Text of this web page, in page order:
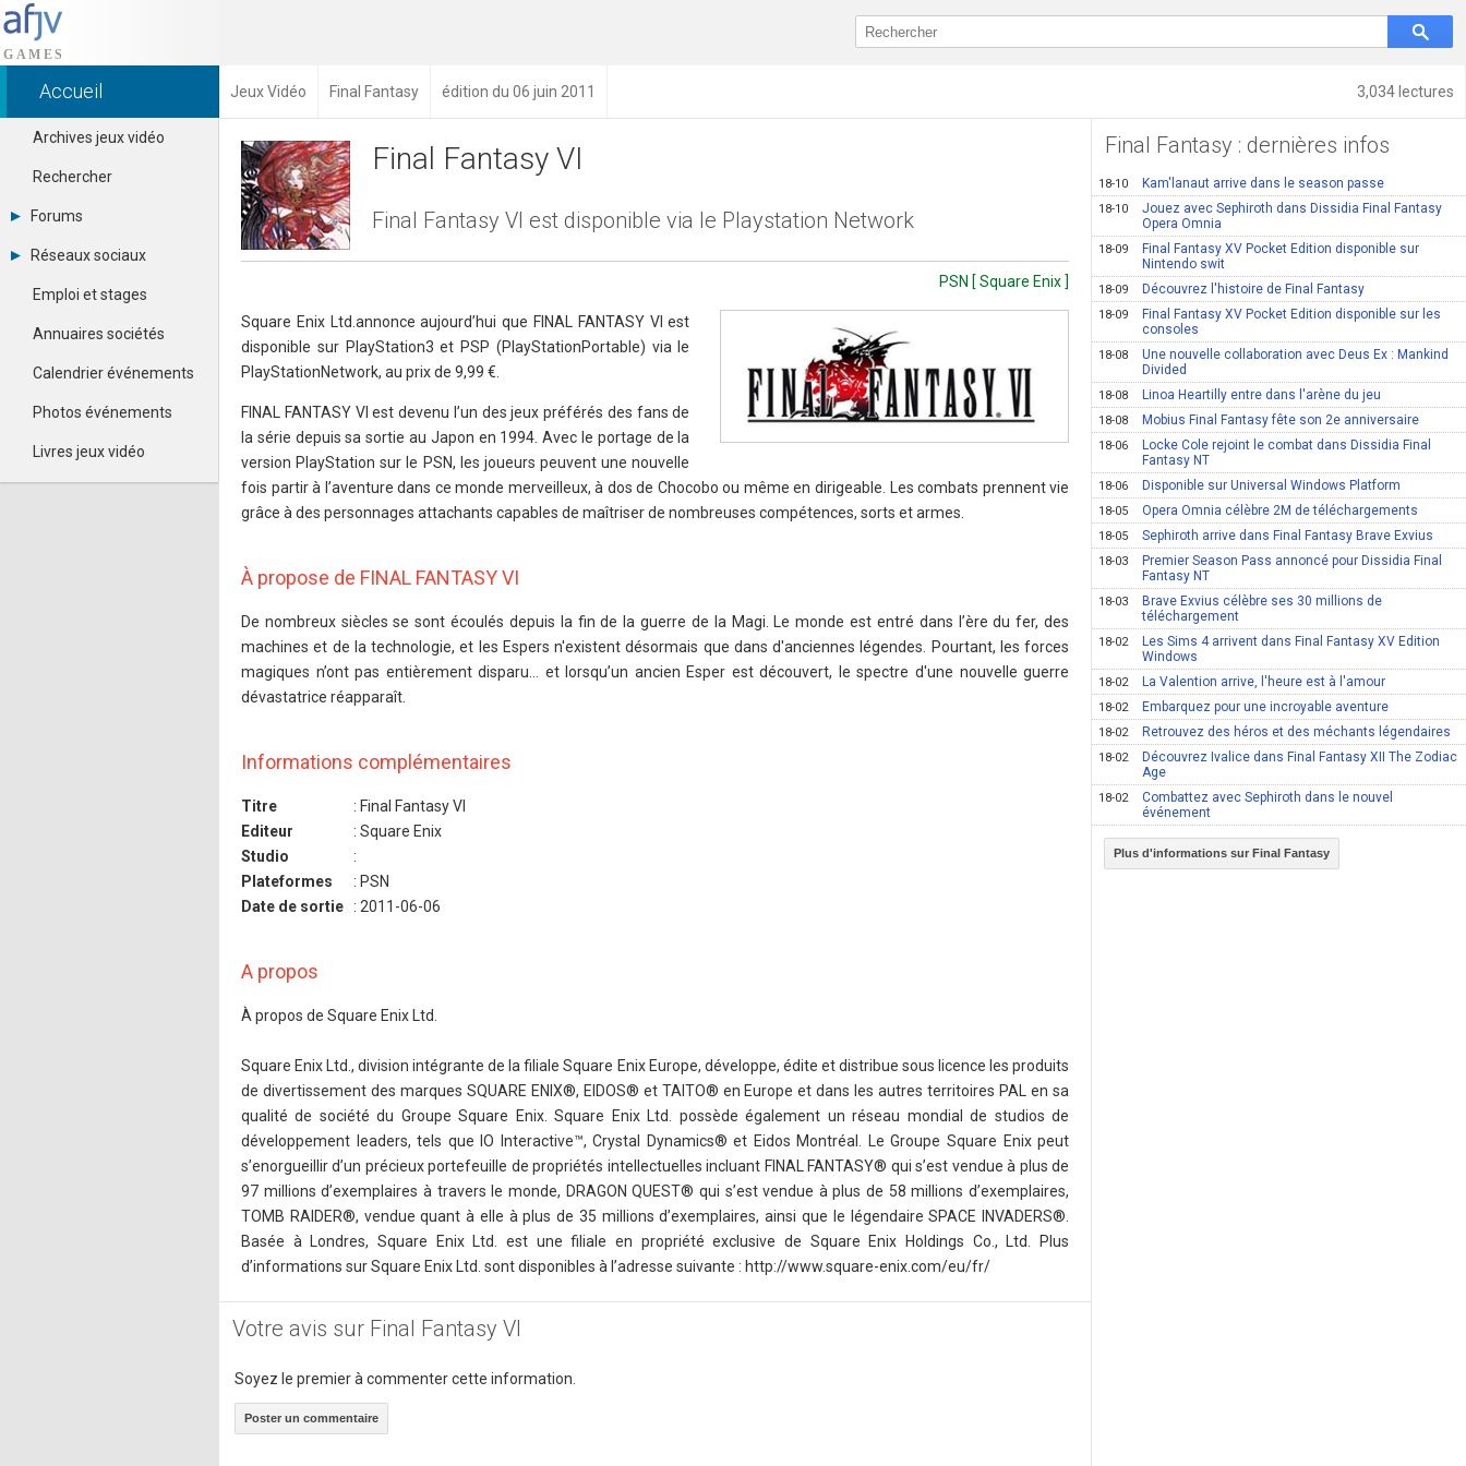
3,034 lectures
Accueil Jeux Vidéo Final Fantasy édition du 06 juin 2011
Archives jeux vidéo
Rechercher
Forums
Tous les forums
Se connecter
Contacter un modérateur
Réseaux sociaux
Dailymotion
Facebook
Google+
Pinterest
Youtube
Emploi et stages
Annuaires sociétés
Calendrier événements
Photos événements
Livres jeux vidéo
Final Fantasy VI
Final Fantasy VI est disponible via le Playstation Network
PSN [ Square Enix ]
Square Enix Ltd.annonce aujourd’hui que FINAL FANTASY VI est
disponible sur PlayStation3 et PSP (PlayStationPortable) via le
PlayStationNetwork, au prix de 9,99 €.
FINAL FANTASY VI est devenu l’un des jeux préférés des fans de
la série depuis sa sortie au Japon en 1994. Avec le portage de la
version PlayStation sur le PSN, les joueurs peuvent une nouvelle
fois partir à l’aventure dans ce monde merveilleux, à dos de Chocobo ou même en dirigeable. Les combats prennent vie
grâce à des personnages attachants capables de maîtriser de nombreuses compétences, sorts et armes.
À propose de FINAL FANTASY VI
De nombreux siècles se sont écoulés depuis la fin de la guerre de la Magi. Le monde est entré dans l’ère du fer, des
machines et de la technologie, et les Espers n'existent désormais que dans d'anciennes légendes. Pourtant, les forces
magiques n’ont pas entièrement disparu... et lorsqu’un ancien Esper est découvert, le spectre d'une nouvelle guerre
dévastatrice réapparaît.
Informations complémentaires
Titre
: Final Fantasy VI
Editeur
: Square Enix
Studio
:
Plateformes
: PSN
Date de sortie
: 2011-06-06
A propos
À propos de Square Enix Ltd.
Square Enix Ltd., division intégrante de la filiale Square Enix Europe, développe, édite et distribue sous licence les produits
de divertissement des marques SQUARE ENIX®, EIDOS® et TAITO® en Europe et dans les autres territoires PAL en sa
qualité de société du Groupe Square Enix. Square Enix Ltd. possède également un réseau mondial de studios de
développement leaders, tels que IO Interactive™, Crystal Dynamics® et Eidos Montréal. Le Groupe Square Enix peut
s’enorgueillir d’un précieux portefeuille de propriétés intellectuelles incluant FINAL FANTASY® qui s’est vendue à plus de
97 millions d’exemplaires à travers le monde, DRAGON QUEST® qui s’est vendue à plus de 58 millions d’exemplaires,
TOMB RAIDER®, vendue quant à elle à plus de 35 millions d’exemplaires, ainsi que le légendaire SPACE INVADERS®.
Basée à Londres, Square Enix Ltd. est une filiale en propriété exclusive de Square Enix Holdings Co., Ltd. Plus
d’informations sur Square Enix Ltd. sont disponibles à l’adresse suivante : http://www.square-enix.com/eu/fr/
Votre avis sur Final Fantasy VI
Soyez le premier à commenter cette information.
Poster un commentaire
Final Fantasy : dernières infos
18-10 Kam'lanaut arrive dans le season passe
18-10
Jouez avec Sephiroth dans Dissidia Final Fantasy
Opera Omnia
18-09
Final Fantasy XV Pocket Edition disponible sur
Nintendo swit
18-09 Découvrez l'histoire de Final Fantasy
18-09
Final Fantasy XV Pocket Edition disponible sur les
consoles
18-08
Une nouvelle collaboration avec Deus Ex : Mankind
Divided
18-08 Linoa Heartilly entre dans l'arène du jeu
18-08 Mobius Final Fantasy fête son 2e anniversaire
18-06
Locke Cole rejoint le combat dans Dissidia Final
Fantasy NT
18-06 Disponible sur Universal Windows Platform
18-05 Opera Omnia célèbre 2M de téléchargements
18-05 Sephiroth arrive dans Final Fantasy Brave Exvius
18-03
Premier Season Pass annoncé pour Dissidia Final
Fantasy NT
18-03
Brave Exvius célèbre ses 30 millions de
téléchargement
18-02
Les Sims 4 arrivent dans Final Fantasy XV Edition
Windows
18-02 La Valention arrive, l'heure est à l'amour
18-02 Embarquez pour une incroyable aventure
18-02 Retrouvez des héros et des méchants légendaires
18-02
Découvrez Ivalice dans Final Fantasy XII The Zodiac
Age
18-02
Combattez avec Sephiroth dans le nouvel
événement
Plus d'informations sur Final Fantasy